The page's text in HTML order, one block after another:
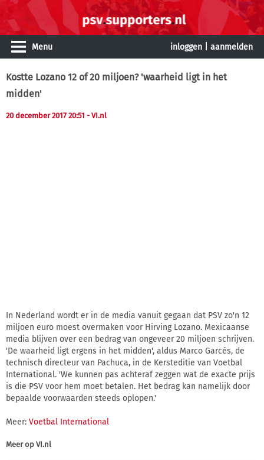
Menu inloggen aanmelden
Kostte Lozano 12 of 20 miljoen? 'waarheid ligt in het
midden'
20 december 2017 20:51 - VI.nl
In Nederland wordt er in de media vanuit gegaan dat PSV zo'n 12
miljoen euro moest overmaken voor Hirving Lozano. Mexicaanse
media blijven over een bedrag van ongeveer 20 miljoen schrijven.
'De waarheid ligt ergens in het midden', aldus Marco Garcés, de
technisch directeur van Pachuca, in de Kersteditie van Voetbal
International. 'We kunnen pas achteraf zeggen wat de exacte prijs
is die PSV voor hem moet betalen. Het bedrag kan namelijk door
bepaalde voorwaarden steeds oplopen.'
Meer: Voetbal International
Meer op VI.nl